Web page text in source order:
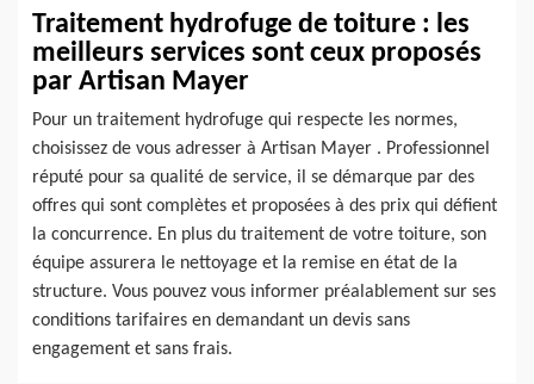
Traitement hydrofuge de toiture : les
meilleurs services sont ceux proposés
par Artisan Mayer
Pour un traitement hydrofuge qui respecte les normes,
choisissez de vous adresser à Artisan Mayer . Professionnel
réputé pour sa qualité de service, il se démarque par des
offres qui sont complètes et proposées à des prix qui défient
la concurrence. En plus du traitement de votre toiture, son
équipe assurera le nettoyage et la remise en état de la
structure. Vous pouvez vous informer préalablement sur ses
conditions tarifaires en demandant un devis sans
engagement et sans frais.